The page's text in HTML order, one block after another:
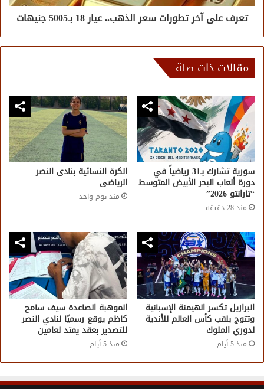
تعرف على آخر تطورات سعر الذهب.. عيار 18 بـ5005 جنيهات
مقالات ذات صلة
سورية تشارك بـ31 رياضياً في
دورة ألعاب البحر الأبيض المتوسط
“تارانتو 2026”
منذ 28 دقيقة
الكرة النسائية بنادى النصر
الرياضى
منذ يوم واحد
البرازيل تكسر الهيمنة الإسبانية
وتتوج بلقب كأس العالم للأندية
لدوري الملوك
منذ 5 أيام
الموهبة الصاعدة سيف سامح
كاظم يوقع رسميًا لنادي النصر
للتصدير بعقد يمتد لعامين
منذ 5 أيام